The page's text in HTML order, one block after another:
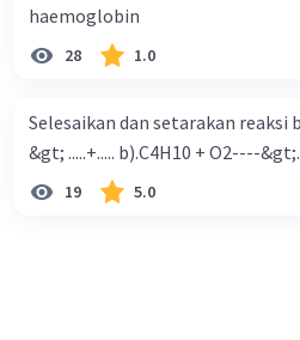
haemoglobin
28 1.0
Selesaikan dan setarakan reaksi
&gt; .....+..... b).C4H10 + O2----
19 5.0